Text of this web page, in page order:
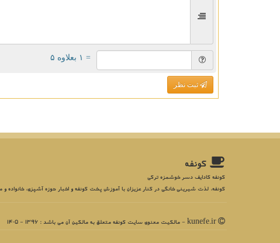
= ۱ بعلاوه ۵
ثبت نظر
كونفه
کونفه کادایف دسر خوشمزه ترکی
کونفه، لذت شیرینی خانگی در کنار عزیزان با آموزش پخت کونفه و اخبار حوزه آشپزی، خانواده و